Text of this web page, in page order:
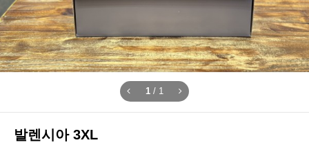
1 / 1
발렌시아 3XL